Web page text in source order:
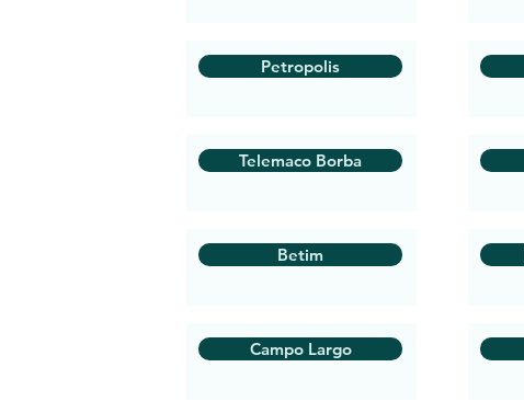
Petropolis
Telemaco Borba
Betim
Campo Largo